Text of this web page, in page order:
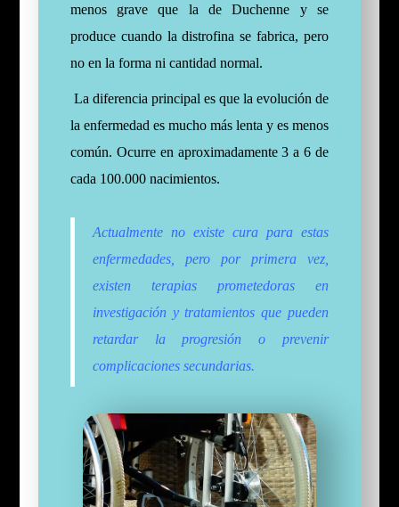
menos grave que la de Duchenne y se
produce cuando la distrofina se fabrica, pero
no en la forma ni cantidad normal.
La diferencia principal es que la evolución de
la enfermedad es mucho más lenta y es menos
común. Ocurre en aproximadamente 3 a 6 de
cada 100.000 nacimientos.
Actualmente no existe cura para estas
enfermedades, pero por primera vez,
existen terapias prometedoras en
investigación y tratamientos que pueden
retardar la progresión o prevenir
complicaciones secundarias.